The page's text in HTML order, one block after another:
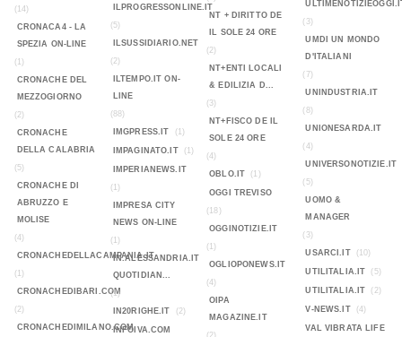
(14)
CRONACA4 - LA
SPEZIA ON-LINE
(1)
CRONACHE DEL
MEZZOGIORNO
(2)
CRONACHE
DELLA CALABRIA
(5)
CRONACHE DI
ABRUZZO E
MOLISE
(4)
CRONACHEDELLACAMPANIA.IT
(1)
CRONACHEDIBARI.COM
(2)
CRONACHEDIMILANO.COM
ILPROGRESSONLINE.IT
(5)
ILSUSSIDIARIO.NET
(2)
ILTEMPO.IT ON-
LINE
(88)
IMGPRESS.IT
(1)
IMPAGINATO.IT (1)
IMPERIANEWS.IT
(1)
IMPRESA CITY
NEWS ON-LINE
(1)
IN.ALESSANDRIA.IT
QUOTIDIAN...
(1)
IN20RIGHE.IT
(2)
INFOIVA.COM
NT + DIRITTO DE
IL SOLE 24 ORE
(2)
NT+ENTI LOCALI
& EDILIZIA D...
(3)
NT+FISCO DE IL
SOLE 24 ORE
(4)
OBLO.IT
(1)
OGGI TREVISO
(18)
OGGINOTIZIE.IT
(1)
OGLIOPONEWS.IT
(4)
OIPA
MAGAZINE.IT
(3)
UMDI UN MONDO
D'ITALIANI
(7)
UNINDUSTRIA.IT
(8)
UNIONESARDA.IT
(4)
UNIVERSONOTIZIE.IT
(5)
UOMO &
MANAGER
(3)
USARCI.IT
(10)
UTILITALIA.IT (5)
UTILITALIA.IT (2)
V-NEWS.IT (4)
VAL VIBRATA LIFE